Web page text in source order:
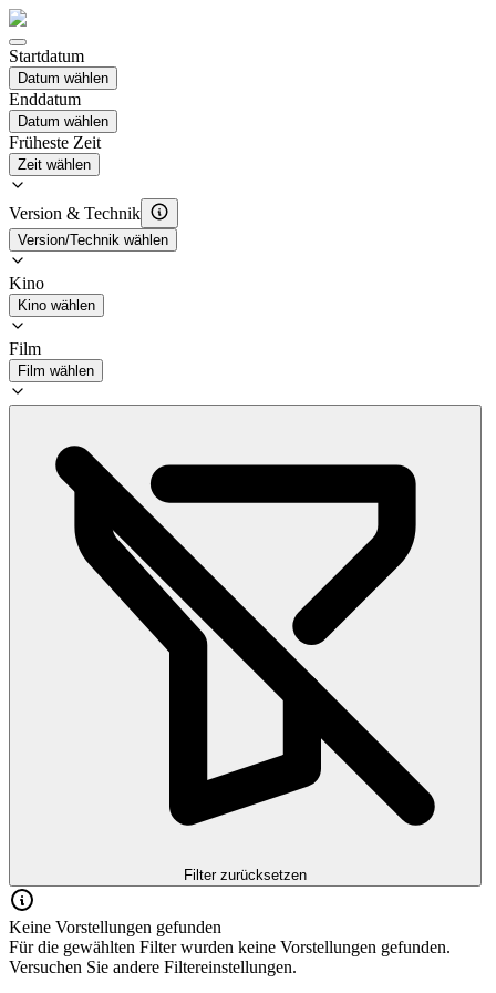
Startdatum
Datum wählen
Enddatum
Datum wählen
Früheste Zeit
Zeit wählen
Version & Technik
Version/Technik wählen
Kino
Kino wählen
Film
Film wählen
Filter zurücksetzen
Keine Vorstellungen gefunden
Für die gewählten Filter wurden keine Vorstellungen gefunden.
Versuchen Sie andere Filtereinstellungen.